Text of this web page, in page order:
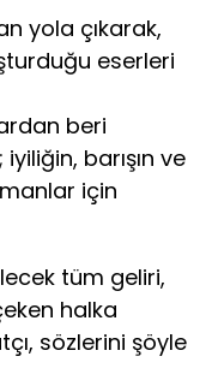
yola çıkarak,
eserleri
beri
barışın ve
için
tüm geliri,
halka
sözlerini şöyle